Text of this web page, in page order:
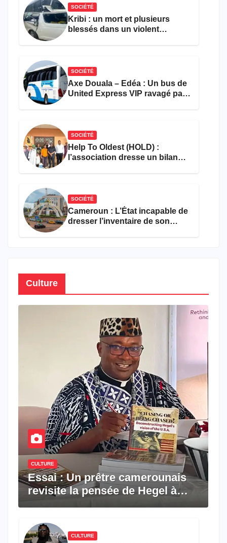
SOCIÉTÉ
Kribi : un mort et plusieurs
blessés dans un violent
SOCIÉTÉ
Axe Douala – Edéa : Un bus de
United Express VIP ravagé par
SOCIÉTÉ
Help To Oldest (HOLD) :
l’association dresse un bilan
SOCIÉTÉ
Cameroun : L’État incapable de
dresser l’inventaire de son
Culture
CULTURE
Essai : Un prêtre camerounais
revisite la pensée de Hegel à
travers le rêve américain
CULTURE